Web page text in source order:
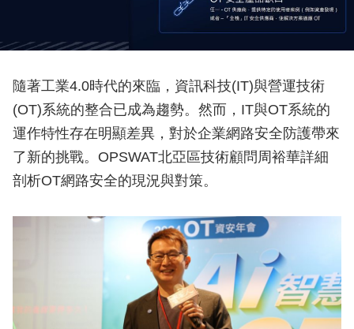
隨著工業4.0時代的來臨，資訊科技(IT)與營運技術
(OT)系統的整合已成為趨勢。然而，IT與OT系統的
運作特性存在明顯差異，對於企業網路安全防護帶來
了新的挑戰。OPSWAT北亞區技術顧問周裕華詳細
剖析OT網路安全的現況與對策。